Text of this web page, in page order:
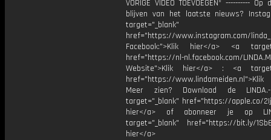
VORIGE VIDEO TOEVOEGEN* ----------
blijven van het laatste nieuws?
target="_blank"
href="https://www.instagram.com/
Facebook:">Klik hier</a> <a
href="https://nl-nl.facebook.com/
Website">Klik hier</a> : <a
href="https://
Meer zien? Download de
target="_blank" href="https://apple.co/
hier</a> of abonneer je op
target="_blank" href="https://bit.ly/
hier</a>